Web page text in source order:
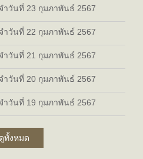
วันที่ 23 กุมภาพันธ์ 2567
วันที่ 22 กุมภาพันธ์ 2567
วันที่ 21 กุมภาพันธ์ 2567
วันที่ 20 กุมภาพันธ์ 2567
วันที่ 19 กุมภาพันธ์ 2567
ทั้งหมด